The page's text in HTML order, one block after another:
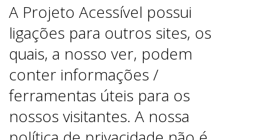
A Projeto Acessível possui
ligações para outros sites, os
quais, a nosso ver, podem
conter informações /
ferramentas úteis para os
nossos visitantes. A nossa